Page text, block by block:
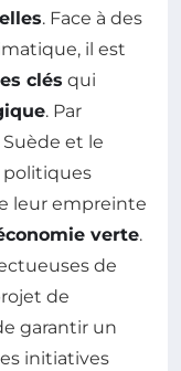
. Face à des
il est
clés qui
. Par
et le
politiques
leur empreinte
verte.
de
de
garantir un
initiatives